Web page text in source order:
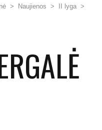
> Naujienos > II lyga >